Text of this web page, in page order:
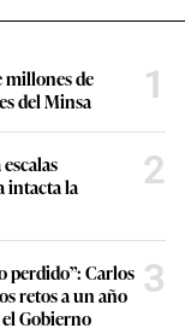
millones de
del Minsa
1
intacta la
2
perdido”: Carlos
retos a un año
Gobierno
3